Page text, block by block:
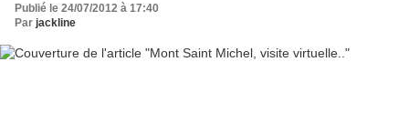
Publié le 24/07/2012 à 17:40
Par jackline